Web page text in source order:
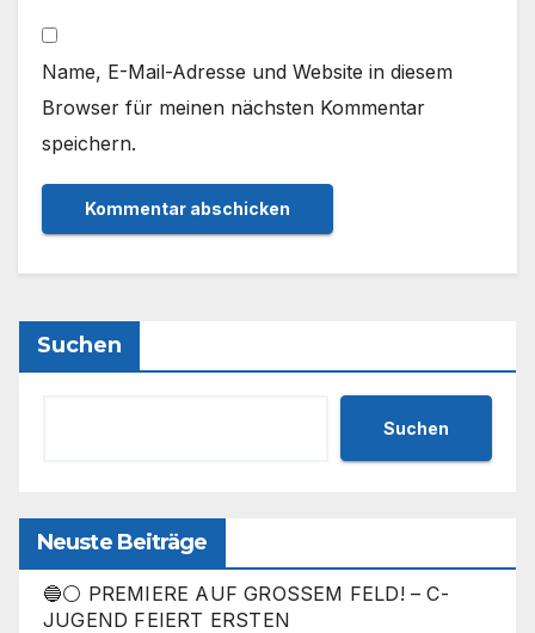
Name, E-Mail-Adresse und Website in diesem
Browser für meinen nächsten Kommentar
speichern.
Suchen
Suchen
Neuste Beiträge
🔵⚪ PREMIERE AUF GROSSEM FELD! – C-
JUGEND FEIERT ERSTEN